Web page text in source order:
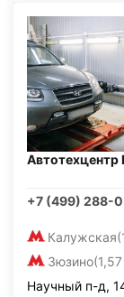
Автотехцентр
+7 (499) 288-
Калужская
Зюзино
Научный п-д,